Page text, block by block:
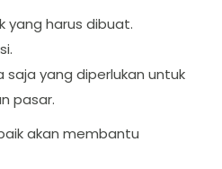
yang harus dibuat.
saja yang diperlukan untuk
pasar.
akan membantu